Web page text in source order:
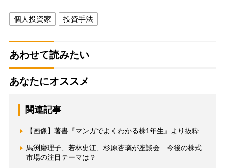
個人投資家 投資手法
あわせて読みたい
あなたにオススメ
関連記事
【画像】著書『マンガでよくわかる株1年生』より抜粋
馬渕磨理子、若林史江、杉原杏璃が座談会 今後の株式
市場の注目テーマは？